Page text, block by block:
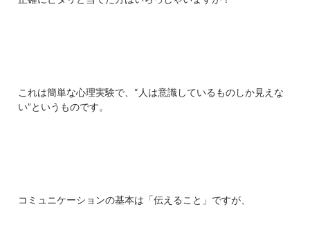
これは簡単な心理実験で、“人は意識しているものしか見えな
い”というものです。
コミュニケーションの基本は「伝えること」ですが、